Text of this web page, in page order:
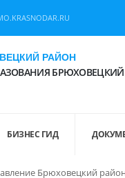
РАЙОН
БИЗНЕС ГИД
Брюховецкий район